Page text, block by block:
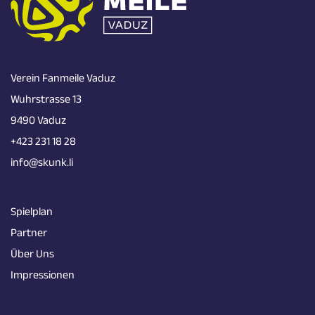
Verein Fanmeile Vaduz
Wuhrstrasse 13
9490 Vaduz
+423 231 18 28
info@skunk.li
Spielplan
Partner
Über Uns
Impressionen